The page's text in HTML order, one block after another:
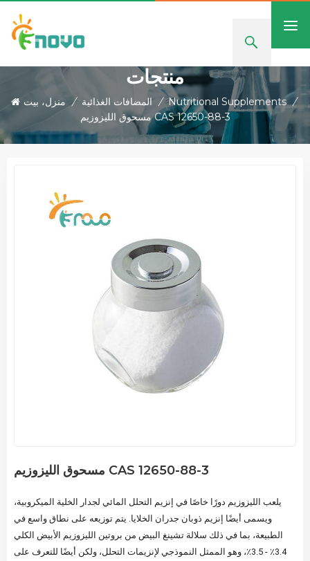
منتجات
منزل، بيت / المضافات الغذائية / Nutritional Supplements /
مسحوق الليزوزيم CAS 12650-88-3
مسحوق الليزوزيم CAS 12650-88-3
يلعب الليزوزيم دورًا خاصًا في إنزيم التحلل المائي لجدار الخلية الميكروبية،
ويسمى أيضًا إنزيم ذوبان جدران الخلايا. يتم توزيعه على نطاق واسع في
الطبيعة، بما في ذلك سلالة تشينغ البيض من بروتين الليزوزيم الأبيض الكلي
3.4٪ - 3.5٪، وهو الممثل النموذجي لإنزيمات التحلل، ولكن أيضًا للتعرف على